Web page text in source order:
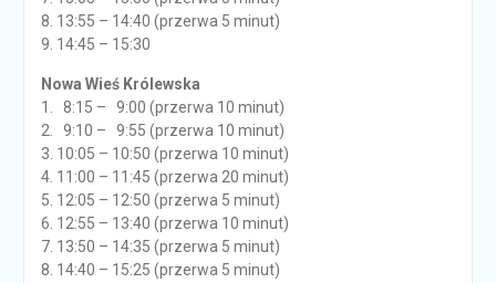
8. 13:55 – 14:40 (przerwa 5 minut)
9. 14:45 – 15:30
Nowa Wieś Królewska
1. 8:15 – 9:00 (przerwa 10 minut)
2. 9:10 – 9:55 (przerwa 10 minut)
3. 10:05 – 10:50 (przerwa 10 minut)
4. 11:00 – 11:45 (przerwa 20 minut)
5. 12:05 – 12:50 (przerwa 5 minut)
6. 12:55 – 13:40 (przerwa 10 minut)
7. 13:50 – 14:35 (przerwa 5 minut)
8. 14:40 – 15:25 (przerwa 5 minut)